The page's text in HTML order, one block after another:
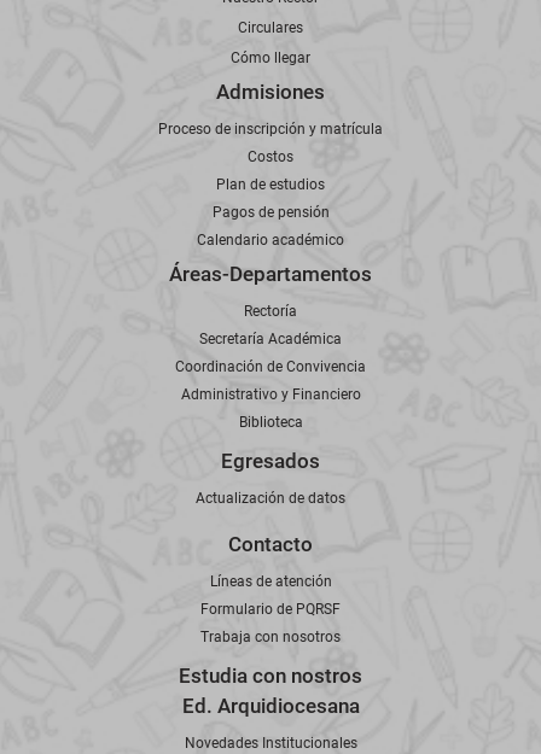
Circulares
Cómo llegar
Admisiones
Proceso de inscripción y matrícula
Costos
Plan de estudios
Pagos de pensión
Calendario académico
Áreas-Departamentos
Rectoría
Secretaría Académica
Coordinación de Convivencia
Administrativo y Financiero
Biblioteca
Egresados
Actualización de datos
Contacto
Líneas de atención
Formulario de PQRSF
Trabaja con nosotros
Estudia con nostros
Ed. Arquidiocesana
Novedades Institucionales